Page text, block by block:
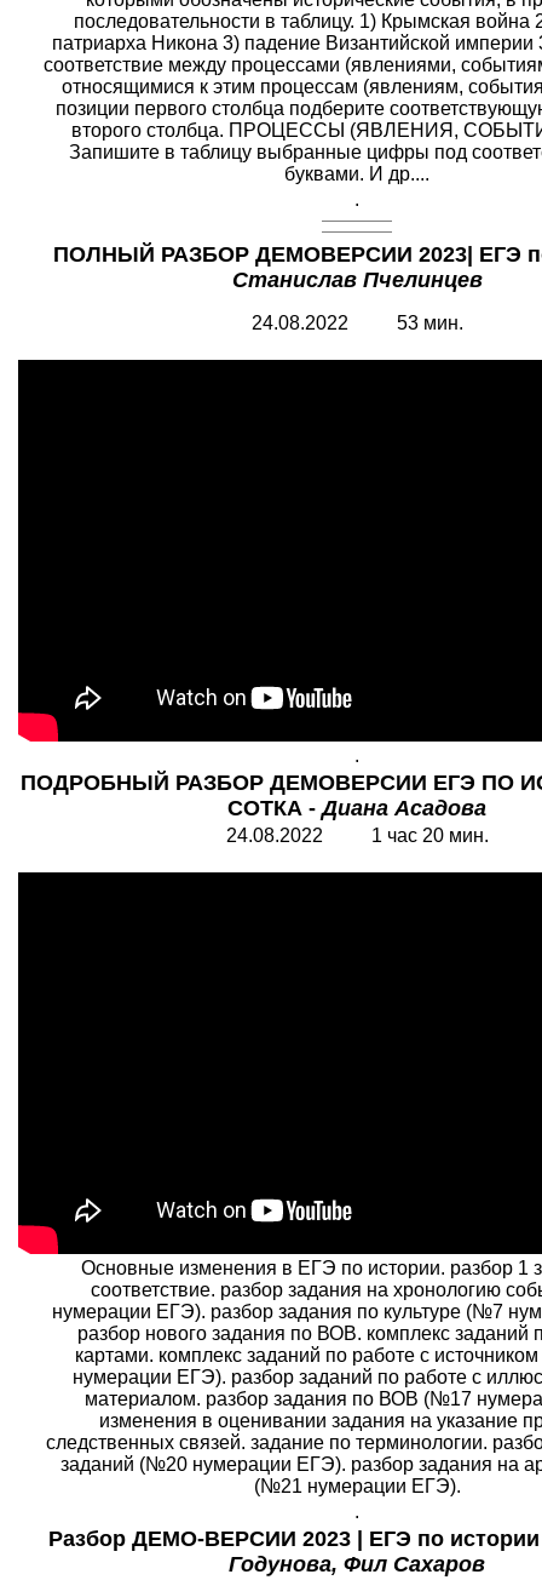
последовательности в таблицу. 1) Крымская
патриарха Никона 3) падение Византийской империи
соответствие между процессами (явлениями,
относящимися к этим процессам (явлениям,
позиции первого столбца подберите
второго столбца. ПРОЦЕССЫ (ЯВЛЕНИЯ,
Запишите в таблицу выбранные цифры под
буквами. И др....
.
ПОЛНЫЙ РАЗБОР ДЕМОВЕРСИИ 2023| ЕГЭ
Станислав Пчелинцев
24.08.2022 53 мин.
.
ПОДРОБНЫЙ РАЗБОР ДЕМОВЕРСИИ ЕГЭ ПО
СОТКА -Диана Асадова
24.08.2022 1 час 20 мин.
Основные изменения в ЕГЭ по истории. разбор 1
соответствие. разбор задания на хронологию
нумерации ЕГЭ). разбор задания по культуре (№7
разбор нового задания по ВОВ. комплекс заданий
картами. комплекс заданий по работе с
нумерации ЕГЭ). разбор заданий по работе с
материалом. разбор задания по ВОВ (№17
изменения в оценивании задания на указание
следственных связей. задание по терминологии.
заданий (№20 нумерации ЕГЭ). разбор задания на
(№21 нумерации ЕГЭ).
.
Разбор ДЕМО-ВЕРСИИ 2023 | ЕГЭ по
Годунова, Фил Сахаров